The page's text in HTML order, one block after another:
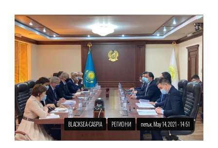
BLACKSEA-CASPIA РЕГИОНИ петък, May 14, 2021 - 14:51